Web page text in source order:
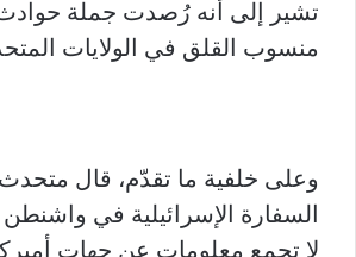
تشير إلى أنه رُصدت جملة
منسوب القلق في الولايات
وعلى خلفية ما تقدّم، قال
السفارة الإسرائيلية في
لا تجمع معلومات عن جهات